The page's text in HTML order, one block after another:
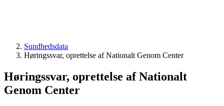
Sundhedsdata
Høringssvar, oprettelse af Nationalt Genom Center
Høringssvar, oprettelse af Nationalt
Genom Center